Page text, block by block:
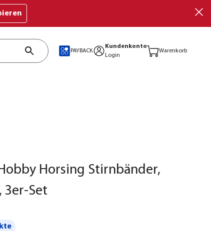
PAYBACK
Kundenkonto
Login
Warenkorb
Horsing Stirnbänder,
3er-Set